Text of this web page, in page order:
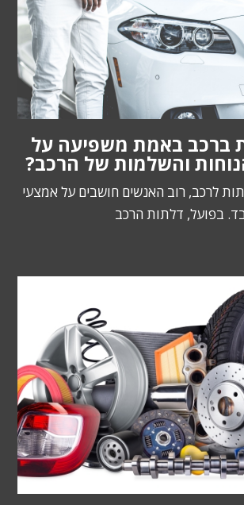
ברכב באמת משפיעה על
והשלמות של הרכב?
לרכב, רוב האנשים חושבים על אמצעי
בפועל, דלתות הרכב